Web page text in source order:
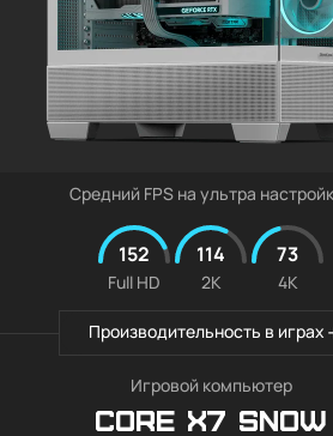
Средний FPS на ультра
152
Full HD
114
2K
73
4K
Производительность в играх
Игровой компьютер
Core X7 SNOW